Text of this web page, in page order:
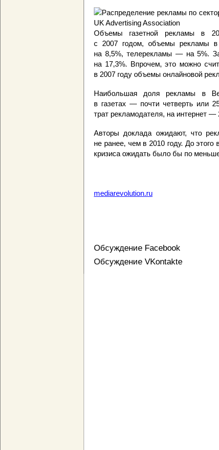
Объемы газетной рекламы в
с 2007 годом, объемы рекламы
на 8,5%, телерекламы — на 5%.
на 17,3%. Впрочем, это можно
в 2007 году объемы онлайновой
Наибольшая доля рекламы в
в газетах — почти четверть или
трат рекламодателя, на интернет —
Авторы доклада ожидают, что
не ранее, чем в 2010 году. До этого
кризиса ожидать было бы по
mediarevolution.ru
Обсуждение Facebook
Обсуждение VKontakte